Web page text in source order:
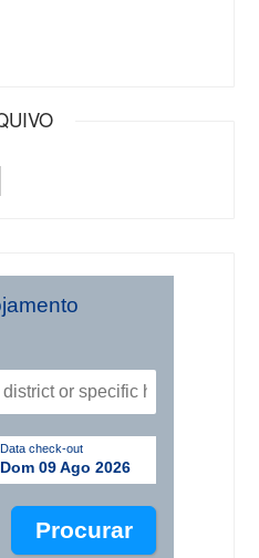
Data check-out
Dom 09 Ago 2026